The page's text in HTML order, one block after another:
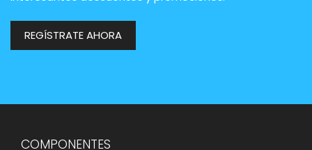
REGÍSTRATE AHORA
COMPONENTES